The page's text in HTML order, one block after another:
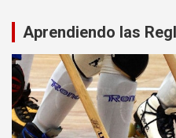
Aprendiendo las